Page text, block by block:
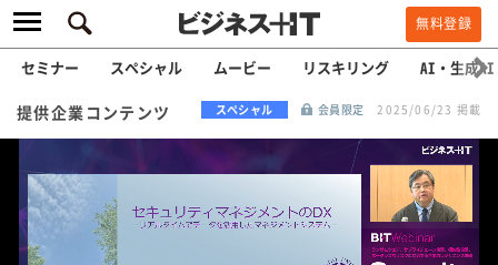
無料登録
セミナー スペシャル ムービー リスキリング AI・生成AI
提供企業コンテンツ スペシャル 会員限定 2025/06/23 掲載